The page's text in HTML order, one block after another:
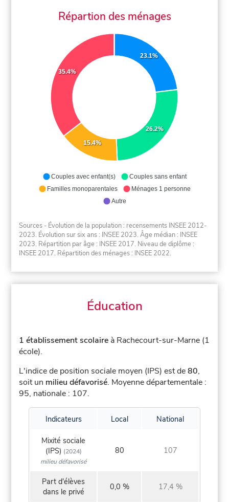
Répartion des ménages
23.1%
26.2%
15.4%
35.4%
Couples avec enfant(s)
Couples sans enfant
Familles monoparentales
Ménages 1 personne
Autre
Sources - Évolution de la population : recensements INSEE 2012-
2023. Évolution sur six ans : INSEE 2023. Âge médian : INSEE
2023. Répartition par âge : INSEE 2017. Niveau de diplôme :
INSEE 2017. Répartition des ménages : INSEE 2022.
Éducation
1 établissement scolaire à Rachecourt-sur-Marne (1
école).
L'indice de position sociale moyen (IPS) est de80,
soit un milieu défavorisé. Moyenne départementale :
95, nationale : 107.
Indicateurs Local National
Mixité sociale
(IPS) (2024)
milieu défavorisé
80 107
Part d'élèves
dans le privé
0,0 % 17,4 %